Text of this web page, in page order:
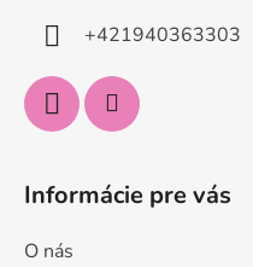
+421940363303
Informácie pre vás
O nás